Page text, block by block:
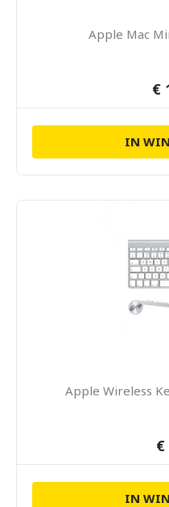
Apple Mac
€
IN
Apple Wireless
€
IN